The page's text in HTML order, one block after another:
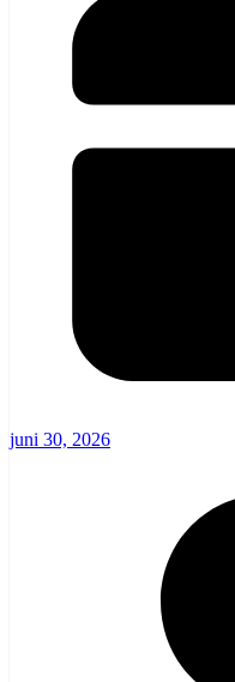
juni 30, 2026